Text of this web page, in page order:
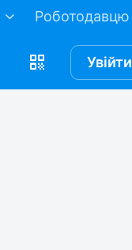
Роботодавцю
Увійти